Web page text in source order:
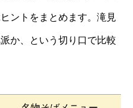
ントをまとめます。滝見
か、という切り口で比較